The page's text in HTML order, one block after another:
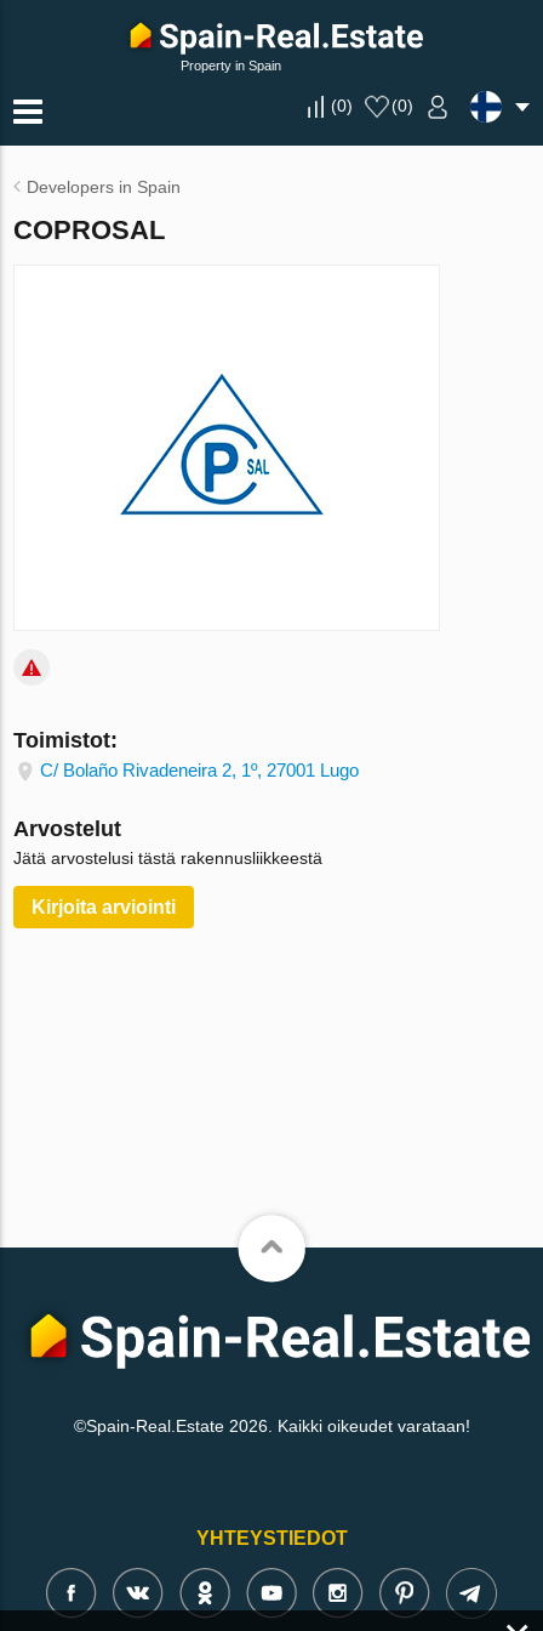
Property in Spain
(0) (0)
Developers in Spain
COPROSAL
Toimistot:
C/ Bolaño Rivadeneira 2, 1º, 27001 Lugo
Arvostelut
Jätä arvostelusi tästä rakennusliikkeestä
Kirjoita arviointi
©Spain-Real.Estate 2026. Kaikki oikeudet varataan!
YHTEYSTIEDOT